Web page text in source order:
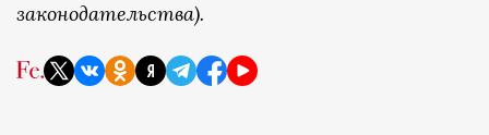
законодательства).